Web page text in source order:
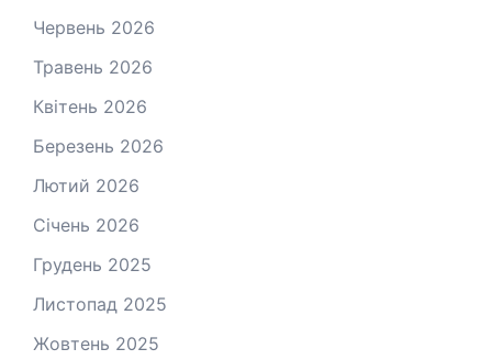
Червень 2026
Травень 2026
Квітень 2026
Березень 2026
Лютий 2026
Січень 2026
Грудень 2025
Листопад 2025
Жовтень 2025